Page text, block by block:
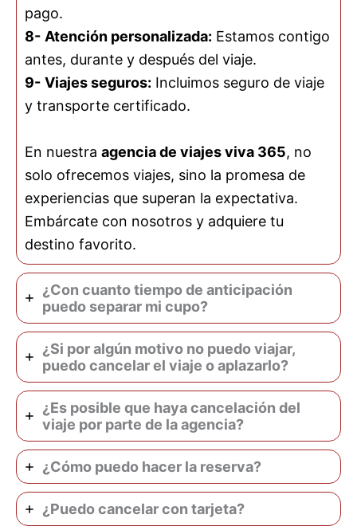
pago.
8- Atención personalizada: Estamos contigo
antes, durante y después del viaje.
9- Viajes seguros: Incluimos seguro de viaje
y transporte certificado.
En nuestra agencia de viajes viva 365, no
solo ofrecemos viajes, sino la promesa de
experiencias que superan la expectativa.
Embárcate con nosotros y adquiere tu
destino favorito.
¿Con cuanto tiempo de anticipación
puedo separar mi cupo?
¿Si por algún motivo no puedo viajar,
puedo cancelar el viaje o aplazarlo?
¿Es posible que haya cancelación del
viaje por parte de la agencia?
¿Cómo puedo hacer la reserva?
¿Puedo cancelar con tarjeta?